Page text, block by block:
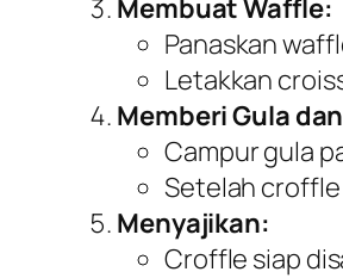
Membuat Waffle:
Panaskan
Letakkan
Memberi Gula
Campur gula
Setelah croffle
Menyajikan:
Croffle siap